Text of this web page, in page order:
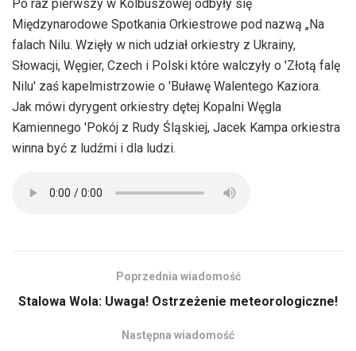
Po raz pierwszy w Kolbuszowej odbyły się
Międzynarodowe Spotkania Orkiestrowe pod nazwą „Na
falach Nilu. Wzięły w nich udział orkiestry z Ukrainy,
Słowacji, Węgier, Czech i Polski które walczyły o 'Złotą falę
Nilu' zaś kapelmistrzowie o 'Buławę Walentego Kaziora.
Jak mówi dyrygent orkiestry dętej Kopalni Węgla
Kamiennego 'Pokój z Rudy Śląskiej, Jacek Kampa orkiestra
winna być z ludźmi i dla ludzi.
Poprzednia wiadomość
Stalowa Wola: Uwaga! Ostrzeżenie meteorologiczne!
Następna wiadomość